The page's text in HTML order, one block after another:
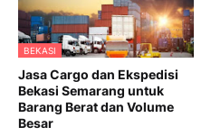
BEKASI
Jasa Cargo dan Ekspedisi
Bekasi Semarang untuk
Barang Berat dan Volume
Besar